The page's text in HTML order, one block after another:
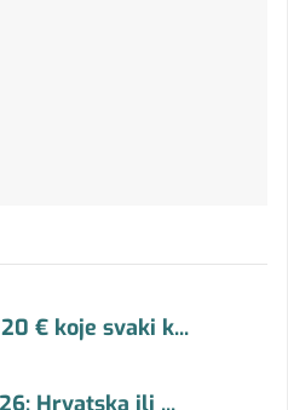
€ koje svaki k...
Hrvatska ili ...